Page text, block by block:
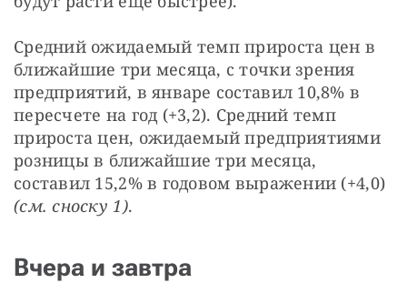
Средний ожидаемый темп прироста цен в
ближайшие три месяца, с точки зрения
предприятий, в январе составил 10,8% в
пересчете на год (+3,2). Средний темп
прироста цен, ожидаемый предприятиями
розницы в ближайшие три месяца,
(см. сноску 1).
Вчера и завтра